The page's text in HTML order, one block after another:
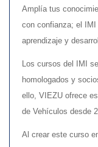
Amplía tus
con confianza; el
aprendizaje y
Los cursos del IMI
homologados y
ello, VIEZU ofrece
de Vehículos desde
Al crear este curso